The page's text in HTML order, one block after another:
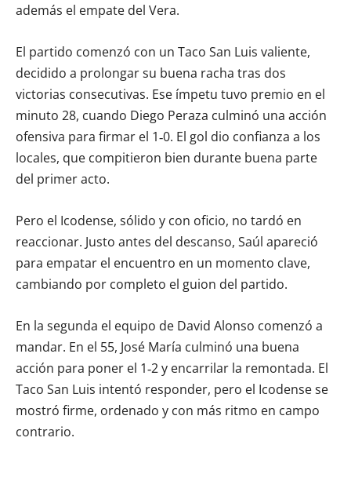
además el empate del Vera.
El partido comenzó con un Taco San Luis valiente,
decidido a prolongar su buena racha tras dos
victorias consecutivas. Ese ímpetu tuvo premio en el
minuto 28, cuando Diego Peraza culminó una acción
ofensiva para firmar el 1‑0. El gol dio confianza a los
locales, que compitieron bien durante buena parte
del primer acto.
Pero el Icodense, sólido y con oficio, no tardó en
reaccionar. Justo antes del descanso, Saúl apareció
para empatar el encuentro en un momento clave,
cambiando por completo el guion del partido.
En la segunda el equipo de David Alonso comenzó a
mandar. En el 55, José María culminó una buena
acción para poner el 1‑2 y encarrilar la remontada. El
Taco San Luis intentó responder, pero el Icodense se
mostró firme, ordenado y con más ritmo en campo
contrario.